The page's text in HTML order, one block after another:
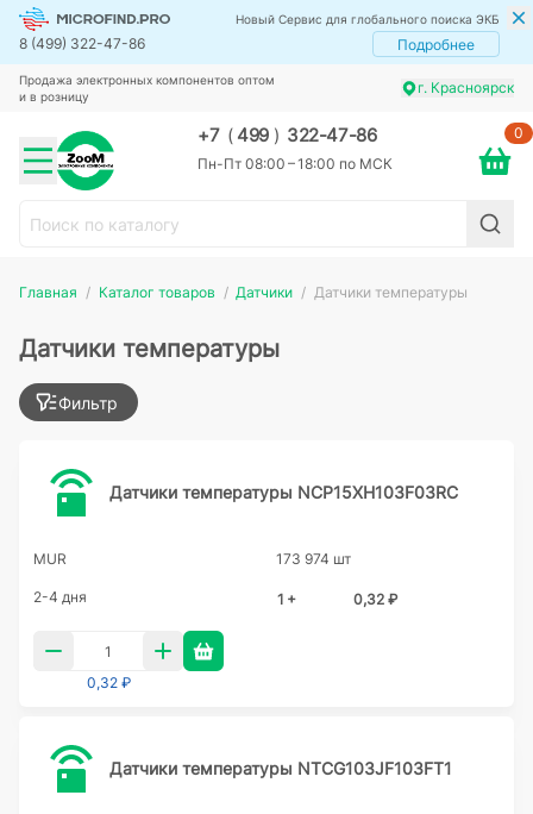
Новый Сервис для глобального поиска ЭКБ
8 (499) 322-47-86 Подробнее
Продажа электронных компонентов оптом
и в розницу
г. Красноярск
+7 (499 ) 322-47-86
Пн-Пт 08:00 – 18:00 по МСК
0
Главная Каталог товаров Датчики Датчики температуры
Датчики температуры
Фильтр
Датчики температуры NCP15XH103F03RC
MUR 173 974 шт
2-4 дня 1 + 0,32 ₽
0,32 ₽
Датчики температуры NTCG103JF103FT1